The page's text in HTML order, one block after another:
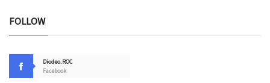
FOLLOW
Diodeo.ROC
Facebook